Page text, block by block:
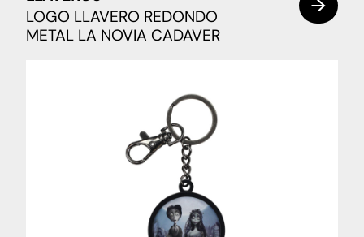
LOGO LLAVERO REDONDO
METAL LA NOVIA CADAVER